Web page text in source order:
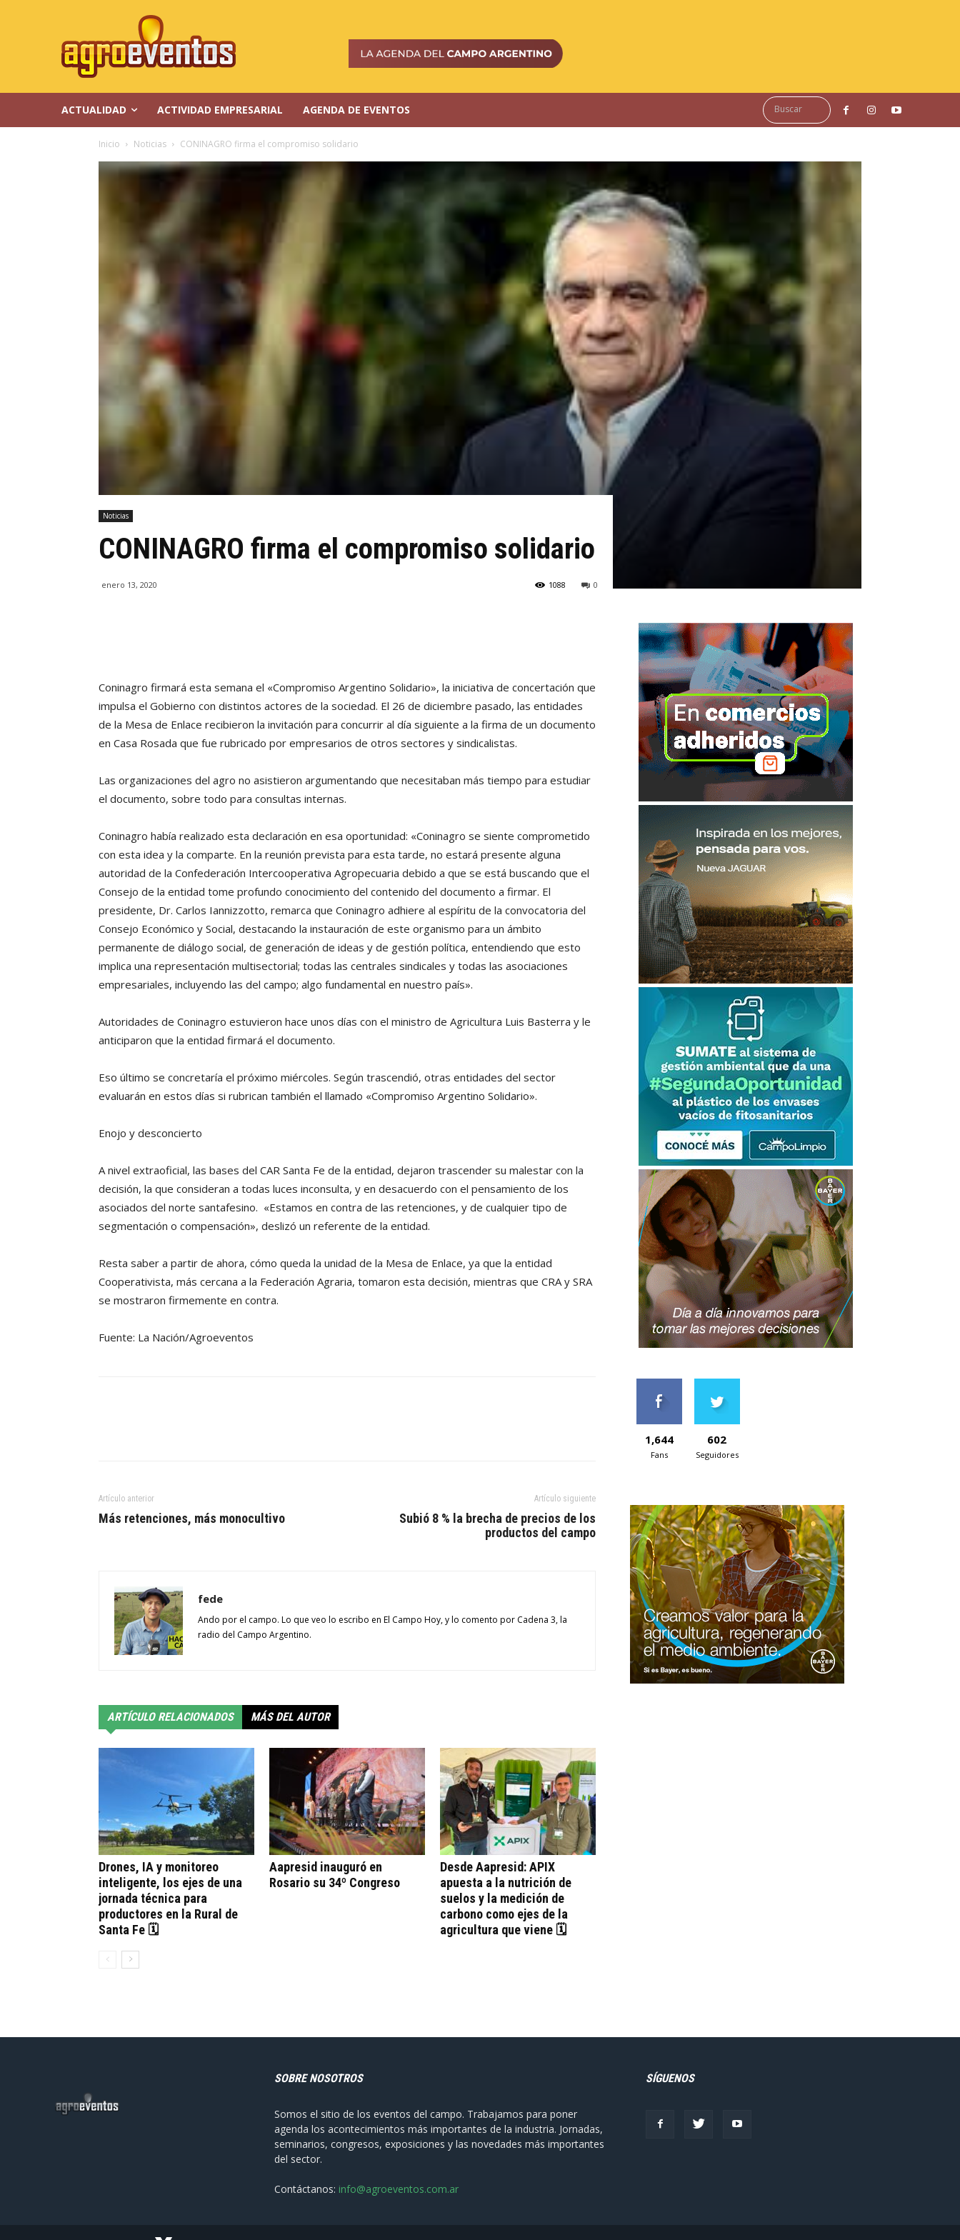
ACTUALIDAD ACTIVIDAD EMPRESARIAL AGENDA DE EVENTOS Buscar
Inicio Noticias CONINAGRO firma el compromiso solidario
Noticias
CONINAGRO firma el compromiso solidario
enero 13, 2020 0
1088
Coninagro firmará esta semana el «Compromiso Argentino Solidario», la iniciativa de concertación que
impulsa el Gobierno con distintos actores de la sociedad. El 26 de diciembre pasado, las entidades
de la Mesa de Enlace recibieron la invitación para concurrir al día siguiente a la firma de un documento
en Casa Rosada que fue rubricado por empresarios de otros sectores y sindicalistas.
Las organizaciones del agro no asistieron argumentando que necesitaban más tiempo para estudiar
el documento, sobre todo para consultas internas.
Coninagro había realizado esta declaración en esa oportunidad: «Coninagro se siente comprometido
con esta idea y la comparte. En la reunión prevista para esta tarde, no estará presente alguna
autoridad de la Confederación Intercooperativa Agropecuaria debido a que se está buscando que el
Consejo de la entidad tome profundo conocimiento del contenido del documento a firmar. El
presidente, Dr. Carlos Iannizzotto, remarca que Coninagro adhiere al espíritu de la convocatoria del
Consejo Económico y Social, destacando la instauración de este organismo para un ámbito
permanente de diálogo social, de generación de ideas y de gestión política, entendiendo que esto
implica una representación multisectorial; todas las centrales sindicales y todas las asociaciones
empresariales, incluyendo las del campo; algo fundamental en nuestro país».
Autoridades de Coninagro estuvieron hace unos días con el ministro de Agricultura Luis Basterra y le
anticiparon que la entidad firmará el documento.
Eso último se concretaría el próximo miércoles. Según trascendió, otras entidades del sector
evaluarán en estos días si rubrican también el llamado «Compromiso Argentino Solidario».
Enojo y desconcierto
A nivel extraoficial, las bases del CAR Santa Fe de la entidad, dejaron trascender su malestar con la
decisión, la que consideran a todas luces inconsulta, y en desacuerdo con el pensamiento de los
asociados del norte santafesino. «Estamos en contra de las retenciones, y de cualquier tipo de
segmentación o compensación», deslizó un referente de la entidad.
Resta saber a partir de ahora, cómo queda la unidad de la Mesa de Enlace, ya que la entidad
Cooperativista, más cercana a la Federación Agraria, tomaron esta decisión, mientras que CRA y SRA
se mostraron firmemente en contra.
Fuente: La Nación/Agroeventos
Artículo anterior
Más retenciones, más monocultivo
Artículo siguiente
Subió 8 % la brecha de precios de los
productos del campo
fede
Ando por el campo. Lo que veo lo escribo en El Campo Hoy, y lo comento por Cadena 3, la
radio del Campo Argentino.
ARTÍCULO RELACIONADOS MÁS DEL AUTOR
Drones, IA y monitoreo
inteligente, los ejes de una
jornada técnica para
productores en la Rural de
Santa Fe 🗓
Aapresid inauguró en
Rosario su 34º Congreso
Desde Aapresid: APIX
apuesta a la nutrición de
suelos y la medición de
carbono como ejes de la
agricultura que viene 🗓
1,644
Fans
602
Seguidores
SOBRE NOSOTROS
Somos el sitio de los eventos del campo. Trabajamos para poner
agenda los acontecimientos más importantes de la industria. Jornadas,
seminarios, congresos, exposiciones y las novedades más importantes
del sector.
Contáctanos: info@agroeventos.com.ar
SÍGUENOS